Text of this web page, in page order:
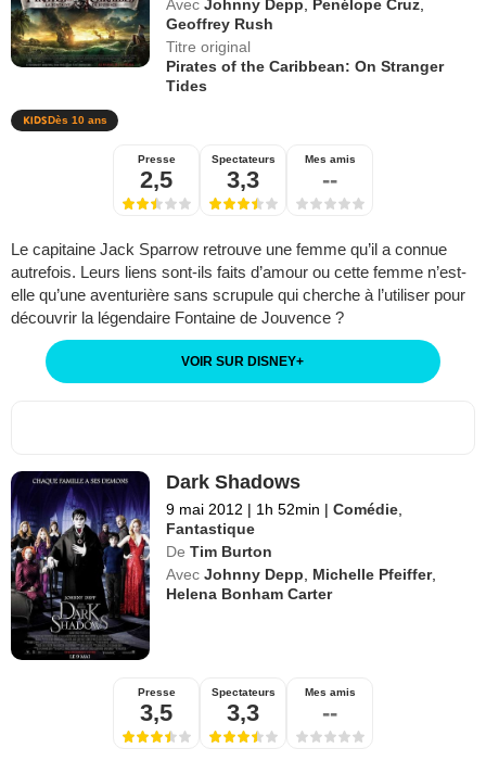
Avec Johnny Depp, Penélope Cruz,
Geoffrey Rush
Titre original
Pirates of the Caribbean: On Stranger
Tides
Dès 10 ans
Presse
2,5
Spectateurs
3,3
Mes amis
--
Le capitaine Jack Sparrow retrouve une femme qu’il a connue
autrefois. Leurs liens sont-ils faits d’amour ou cette femme n’est-
elle qu’une aventurière sans scrupule qui cherche à l’utiliser pour
découvrir la légendaire Fontaine de Jouvence ?
VOIR SUR DISNEY+
Dark Shadows
9 mai 2012 | 1h 52min | Comédie,
Fantastique
De Tim Burton
Avec Johnny Depp, Michelle Pfeiffer,
Helena Bonham Carter
Presse
3,5
Spectateurs
3,3
Mes amis
--